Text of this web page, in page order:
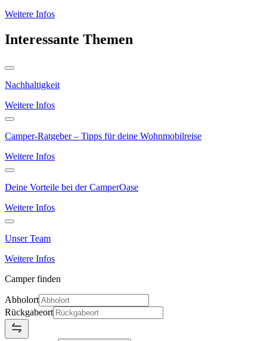
Weitere Infos
Interessante Themen
Nachhaltigkeit
Weitere Infos
Camper-Ratgeber – Tipps für deine Wohnmobilreise
Weitere Infos
Deine Vorteile bei der CamperOase
Weitere Infos
Unser Team
Weitere Infos
Camper finden
Abholort
Rückgabeort